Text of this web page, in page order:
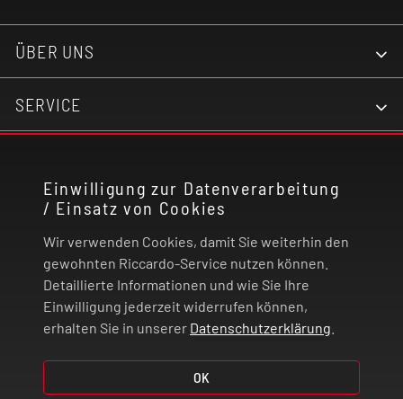
Einwilligung zur Datenverarbeitung
/ Einsatz von Cookies
Wir verwenden Cookies, damit Sie weiterhin den
gewohnten Riccardo-Service nutzen können.
Detaillierte Informationen und wie Sie Ihre
Einwilligung jederzeit widerrufen können,
erhalten Sie in unserer Datenschutzerklärung
OK
ÜBER UNS
SERVICE
RECHTLICHES
ZAHLUNG UND VERSAND
VERTRAG WIDERRUFEN
© 2026 | Riccardo Onlinestore GmbH